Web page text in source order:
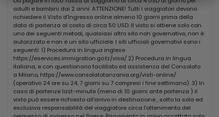
rigogliosi giardini del resort e dispongono di patio esterno o
balcone e Wifi gratuito.
Ristoranti e Bar
Il Waridi Beach Resort & Spa metterà a vostra disposizione
un ristorante principale con servizio a buffet. Lo chef
proporrà piatti della cucina mediterranea unita ai sapori
tipici dell’isola, proponendo portate sempre fresche e
ricercate. Una cena tipica zanzibarina dai sapori
tipicamente swahili vi delizierà durante il vostro soggiorno.
Nei pressi del ristorante principale si trova lo “Shisha
Restaurant & Bar” che propone un menu à la carte con una
adulti e bambini dai 2 anni. ATTENZIONE! Tutti i viaggiatori devono
richiedere il Visto d'Ingresso online almeno 10 giorni prima della
data di partenza al costo di circa 50 USD. Il visto si ottiene solo con
uno dei seguenti metodi, qualsiasi altro sito non governativo, non è
autorizzato e non è un sito ufficiale. I siti ufficiali governativi sono i
seguenti: 1) Procedura in lingua inglese
https://eservices.immigration.go.tz/visa/ 2) Procedura in lingua
italiana, e con questionario facilitato ed assistenza del Consolato
a Milano, https://www.consolatotanzania.org/visti-online/
(operativo 24 ore su 24, 7 giorni su 7 compresi i fine settimana). 3) In
caso di partenze last-minute (meno di 10 giorni ante partenza ) il
visto può essere richiesto all'arrivo in destinazione , sotto la sola ed
esclusiva responsabilità del viaggiatore circa l'ottenimento del